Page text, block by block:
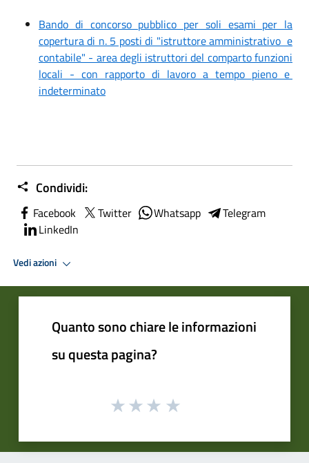
Bando di concorso pubblico per soli esami per la
copertura di n. 5 posti di "istruttore amministrativo e
contabile" - area degli istruttori del comparto funzioni
locali - con rapporto di lavoro a tempo pieno e
indeterminato
Condividi:
Facebook Twitter Whatsapp
Telegram
LinkedIn
Vedi azioni
Quanto sono chiare le informazioni
su questa pagina?